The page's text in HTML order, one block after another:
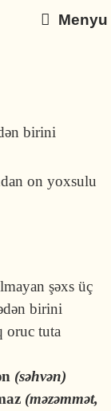
Menyu
birini
on yoxsulu
şəxs üç
birini
oruc tuta
(səhvən)
(məzəmmət,